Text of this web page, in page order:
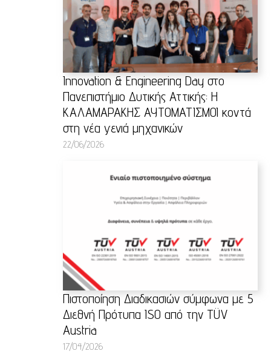
Innovation & Engineering Day στο
Πανεπιστήμιο Δυτικής Αττικής: Η
ΚΑΛΑΜΑΡΑΚΗΣ ΑΥΤΟΜΑΤΙΣΜΟΙ κοντά
στη νέα γενιά μηχανικών
22/06/2026
Πιστοποίηση Διαδικασιών σύμφωνα με 5
Διεθνή Πρότυπα ISO από την TÜV
Austria
17/04/2026